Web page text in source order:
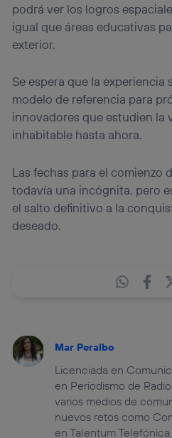
podrá ver los logros
igual que áreas educativas
exterior.
Se espera que la experiencia
modelo de referencia para
innovadores que estudien la
inhabitable hasta ahora.
Las fechas para el comienzo
todavía una incógnita, pero
el salto definitivo a la
deseado.
Mar Peralbo
Licenciada en
en Periodismo de
varios medios de
nuevos retos como
en Talentum Telefónica.